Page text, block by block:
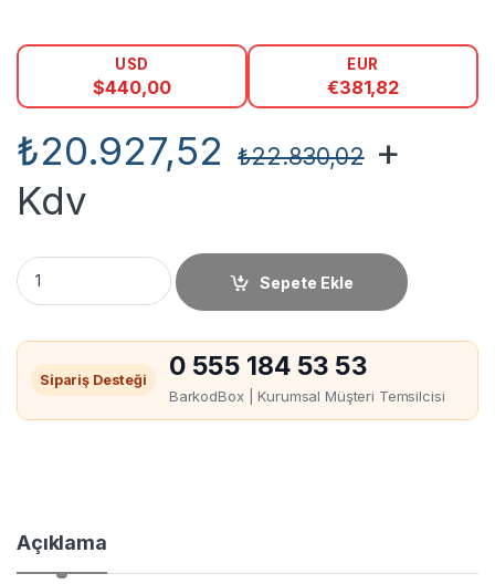
USD
$440,00
EUR
€381,82
₺20.927,52 ₺22.830,02+
Kdv
Datalogıc Memor 11 Karekod El Terminali miktar
Sepete Ekle
Sipariş Desteği 0 555 184 53 53
BarkodBox | Kurumsal Müşteri Temsilcisi
Açıklama